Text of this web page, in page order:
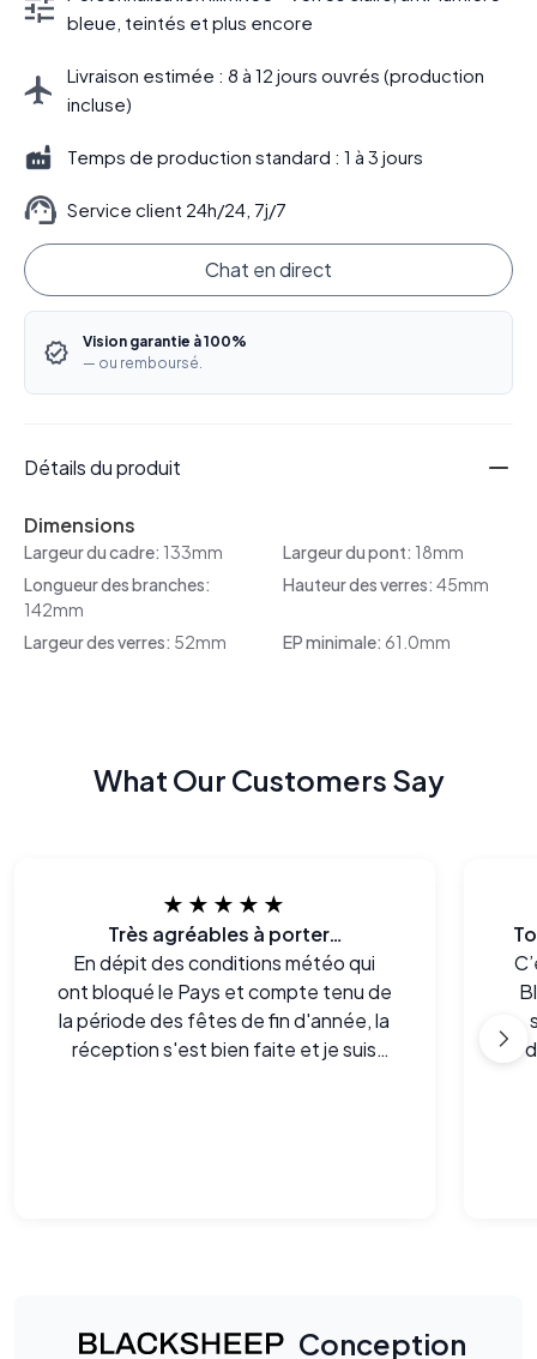
bleue, teintés et plus encore
Livraison estimée : 8 à 12 jours ouvrés (production
incluse)
Temps de production standard : 1 à 3 jours
Service client 24h/24, 7j/7
Chat en direct
Vision garantie à 100%
— ou remboursé.
Détails du produit
Dimensions
Largeur du cadre: 133mm Largeur du pont: 18mm
Longueur des branches:
142mm
Hauteur des verres: 45mm
Largeur des verres: 52mm EP minimale: 61.0mm
What Our Customers Say
★★★★★
Très agréables à porter…
En dépit des conditions météo qui
ont bloqué le Pays et compte tenu de
la période des fêtes de fin d'année, la
réception s'est bien faite et je suis
Conception